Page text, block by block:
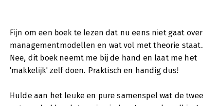
Fijn om een boek te lezen dat nu eens niet gaat over
managementmodellen en wat vol met theorie staat.
Nee, dit boek neemt me bij de hand en laat me het
'makkelijk' zelf doen. Praktisch en handig dus!
Hulde aan het leuke en pure samenspel wat de twee